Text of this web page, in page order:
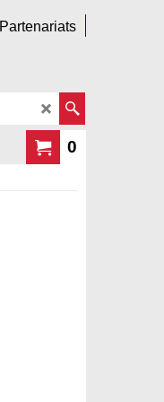
Partenariats
0